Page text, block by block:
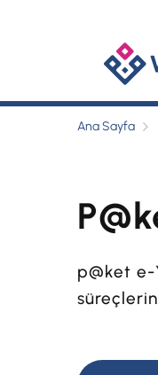
Ana Sayfa
p@ket